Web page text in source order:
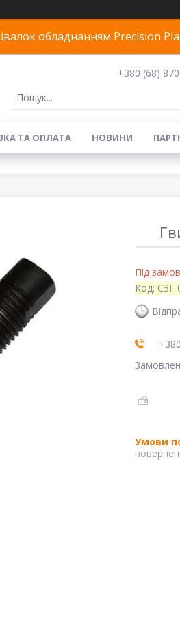
обладнанням Precision
+380 (68)
ТА ОПЛАТА НОВИНИ
Під
Код: СЗГ